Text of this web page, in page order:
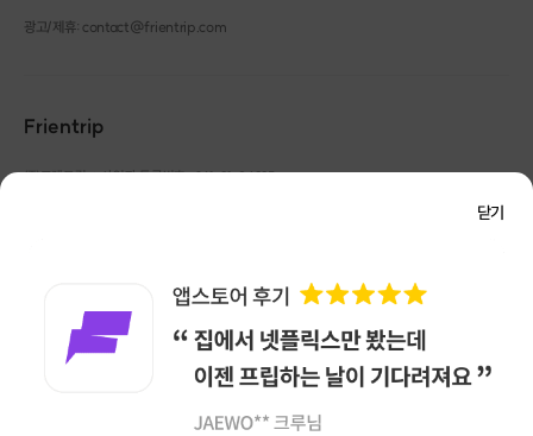
닫기
광고/제휴: contact@frientrip.com
Frientrip
㈜프렌트립 | 사업자 등록번호 : 261-81-04385
대해 ㈜프렌트립은 일체의 책임을 지지 않습니다.
NICEPAY 안전거래 서비스 : 고객님의 안전거래를 위해 현금 결제 시, 저희 사이트에서 가입한
구매안전 서비스를 이용할 수 있습니다.가입 확인
이용약관
앱 다운로드